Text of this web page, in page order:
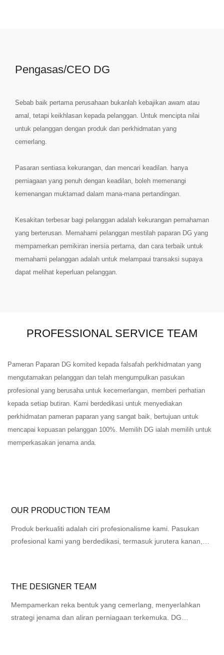
Pengasas/CEO DG
Sebab baik pertama perusahaan bukanlah kebajikan awam atau
amal, tetapi keikhlasan kepada pelanggan. Untuk mencipta nilai
untuk pelanggan dengan produk dan perkhidmatan yang
cemerlang.
Pasaran sentiasa kekurangan, dan mencari keadilan. hanya
perniagaan yang penuh dengan keadilan, boleh memenangi
kemenangan muktamad dalam mana-mana pertandingan.
Kesakitan terbesar bagi pelanggan adalah kekurangan pemahaman
yang berterusan. Memahami pelanggan mestilah paparan DG yang
mempamerkan pemikiran inersia pertama, dan cara terbaik untuk
memahami pelanggan adalah untuk melampaui transaksi supaya
dapat melihat keperluan pelanggan.
PROFESSIONAL SERVICE TEAM
Pameran Paparan DG komited kepada falsafah perkhidmatan yang
mengutamakan pelanggan dan telah mengumpulkan pasukan
profesional yang berusaha untuk kecemerlangan, memberi perhatian
kepada setiap butiran. Kami berdedikasi untuk menyediakan
perkhidmatan pameran paparan yang sangat baik, bertujuan untuk
mencapai kepuasan pelanggan 100%. Memilih DG ialah memilih untuk
memperkasakan jenama anda.
OUR PRODUCTION TEAM
Produk berkualiti adalah ciri profesionalisme kami. Pasukan
profesional kami yang berdedikasi, termasuk jurutera kanan,
sempurna, dengan setiap produk siap berfungsi sebagai bukti
komitmen kami dan menambah kecemerlangan jenama anda.
THE DESIGNER TEAM
Mempamerkan reka bentuk yang cemerlang, menyerlahkan
strategi jenama dan aliran perniagaan terkemuka. DG